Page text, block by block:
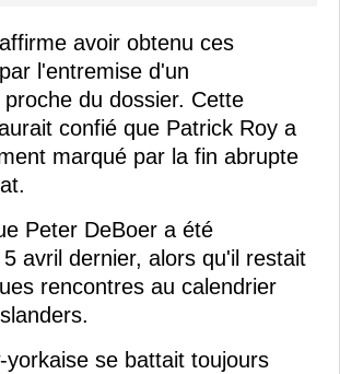
avoir obtenu ces
l'entremise d'un
du dossier. Cette
confié que Patrick Roy a
marqué par la fin abrupte
Peter DeBoer a été
avril dernier, alors qu'il restait
rencontres au calendrier
yorkaise se battait toujours